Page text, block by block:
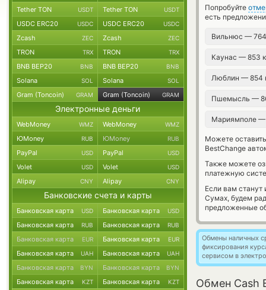
Попробуйте
есть
Вильнюс —
Каунас — 853
Люблин —
Пшемысль —
Мариямполе
Можете
BestChange
Также можете
платежную
Если вам
Сумах, будем
предложенные
Обмены наличных
фиксирования
сервисом в
Обмен Cash
Tether TON USDT Tether TON USDT
USDC ERC20 USDC USDC ERC20 USDC
Zcash ZEC Zcash ZEC
TRON TRX TRON TRX
BNB BEP20 BNB BNB BEP20 BNB
Solana SOL Solana SOL
Gram (Toncoin) GRAM Gram (Toncoin) GRAM
Электронные деньги
WebMoney WMZ WebMoney WMZ
ЮMoney RUB ЮMoney RUB
PayPal USD PayPal USD
Volet USD Volet USD
Alipay CNY Alipay CNY
Банковские счета и карты
Банковская карта USD Банковская карта USD
Банковская карта RUB Банковская карта RUB
Банковская карта EUR Банковская карта EUR
Банковская карта UAH Банковская карта UAH
Банковская карта BYN Банковская карта BYN
Банковская карта KZT Банковская карта KZT